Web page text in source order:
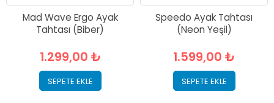
Mad Wave Ergo Ayak
Tahtası (Biber)
1.299,00 ₺
SEPETE EKLE
Speedo Ayak Tahtası
(Neon Yeşil)
1.599,00 ₺
SEPETE EKLE